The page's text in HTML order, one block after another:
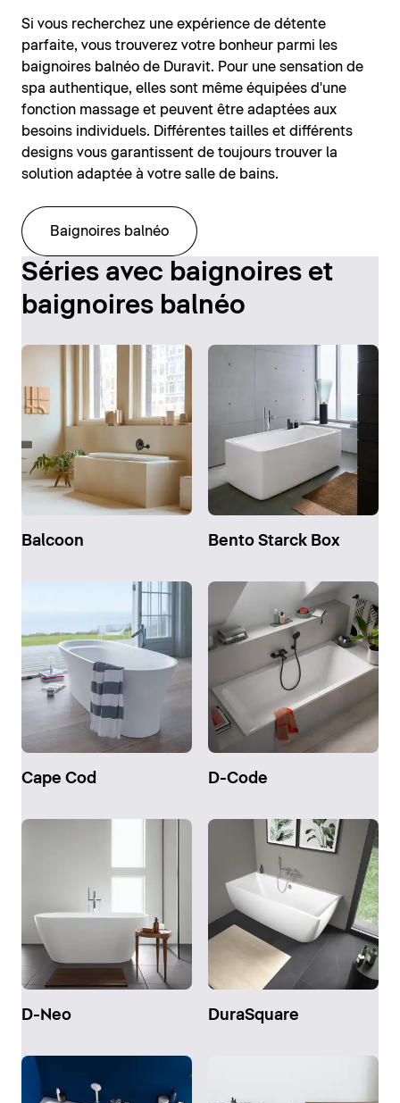
Si vous recherchez une expérience de détente
parfaite, vous trouverez votre bonheur parmi les
baignoires balnéo de Duravit. Pour une sensation de
spa authentique, elles sont même équipées d'une
fonction massage et peuvent être adaptées aux
besoins individuels. Différentes tailles et différents
designs vous garantissent de toujours trouver la
solution adaptée à votre salle de bains.
Baignoires balnéo
Séries avec baignoires et
baignoires balnéo
Balcoon Bento Starck Box
Cape Cod D-Code
D-Neo DuraSquare